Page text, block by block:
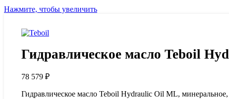
Нажмите, чтобы увеличить
Гидравлическое масло Teboil
78 579 ₽
Гидравлическое масло Teboil Hydraulic Oil ML,